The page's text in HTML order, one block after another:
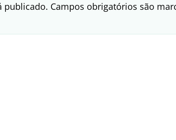
publicado. Campos obrigatórios são